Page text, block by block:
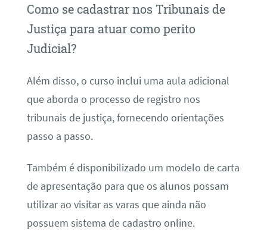
Como se cadastrar nos Tribunais de
Justiça para atuar como perito
Judicial?
Além disso, o curso inclui uma aula adicional
que aborda o processo de registro nos
tribunais de justiça, fornecendo orientações
passo a passo.
Também é disponibilizado um modelo de carta
de apresentação para que os alunos possam
utilizar ao visitar as varas que ainda não
possuem sistema de cadastro online.